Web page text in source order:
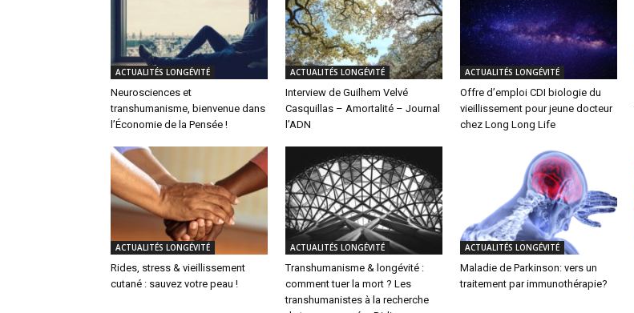
ACTUALITÉS LONGÉVITÉ
Neurosciences et
transhumanisme, bienvenue dans
l’Économie de la Pensée !
ACTUALITÉS LONGÉVITÉ
Interview de Guilhem Velvé
Casquillas – Amortalité – Journal
l’ADN
ACTUALITÉS LONGÉVITÉ
Offre d’emploi CDI biologie du
vieillissement pour jeune docteur
chez Long Long Life
ACTUALITÉS LONGÉVITÉ
Rides, stress & vieillissement
cutané : sauvez votre peau !
ACTUALITÉS LONGÉVITÉ
Transhumanisme & longévité :
comment tuer la mort ? Les
transhumanistes à la recherche
ACTUALITÉS LONGÉVITÉ
Maladie de Parkinson: vers un
traitement par immunothérapie?